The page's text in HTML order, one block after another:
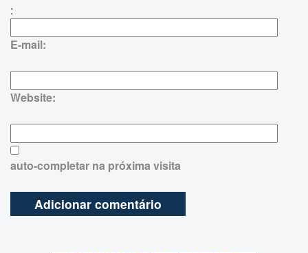
:
E-mail:
Website:
auto-completar na próxima visita